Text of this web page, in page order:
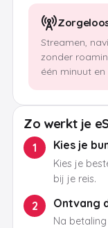
Streamen,
zonder
één minuut
Zo werkt je
1 Kies je
Kies je
bij je reis.
2 Ontvang
Na